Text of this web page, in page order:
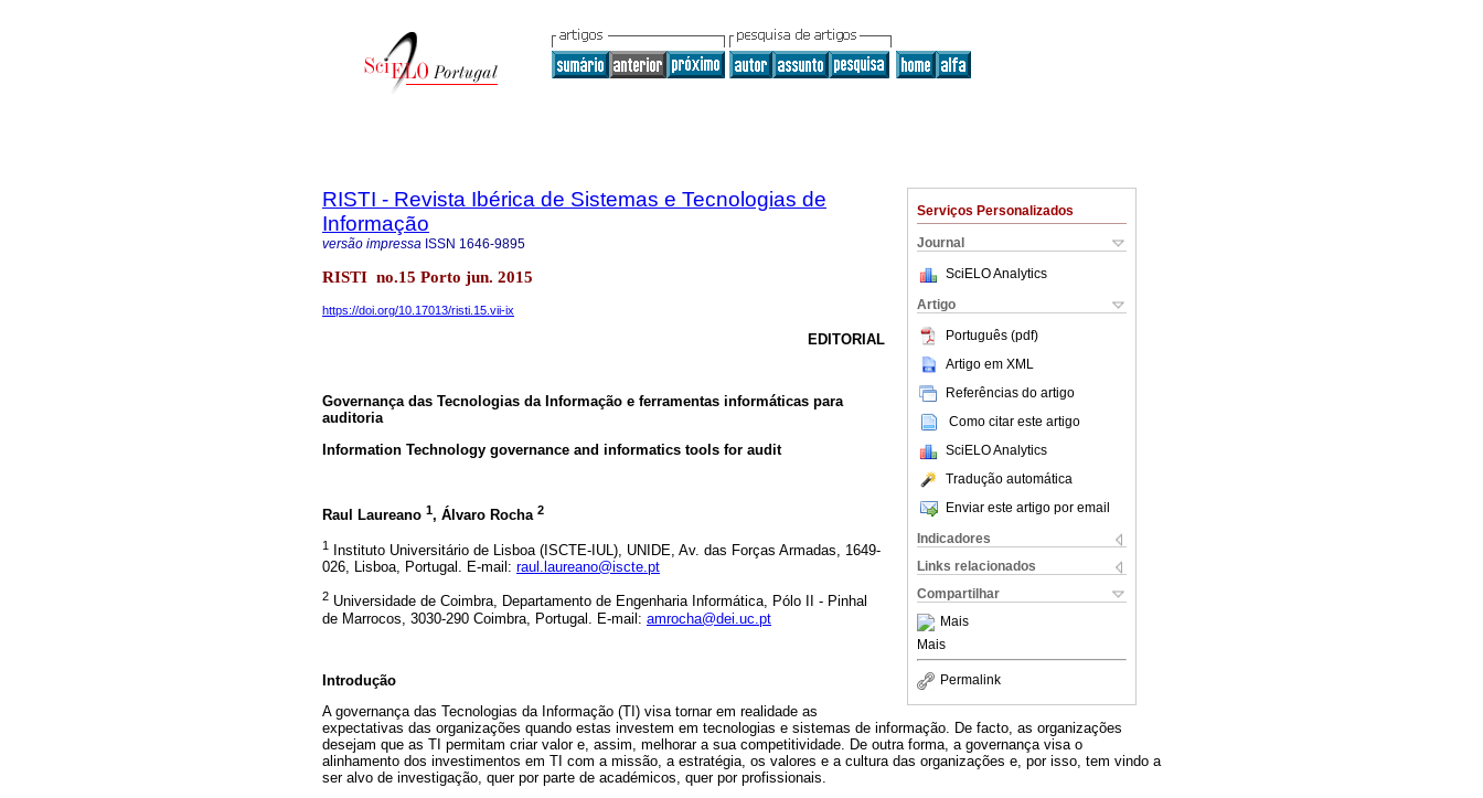
Serviços Personalizados
Journal
SciELO Analytics
Artigo
Português (pdf)
Artigo em XML
Referências do artigo
Como citar este artigo
SciELO Analytics
Tradução automática
Enviar este artigo por email
Indicadores
Links relacionados
Compartilhar
Mais
Mais
Permalink
RISTI - Revista Ibérica de Sistemas e Tecnologias de
Informação
versão impressa ISSN 1646-9895
RISTI no.15 Porto jun. 2015
https://doi.org/10.17013/risti.15.vii-ix
EDITORIAL
Governança das Tecnologias da Informação e ferramentas informáticas para
auditoria
Information Technology governance and informatics tools for audit
Raul Laureano 1, Álvaro Rocha 2
1
Instituto Universitário de Lisboa (ISCTE-IUL), UNIDE, Av. das Forças Armadas, 1649-
026, Lisboa, Portugal. E-mail: raul.laureano@iscte.pt
2 Universidade de Coimbra, Departamento de Engenharia Informática, Pólo II - Pinhal
de Marrocos, 3030-290 Coimbra, Portugal. E-mail: amrocha@dei.uc.pt
Introdução
A governança das Tecnologias da Informação (TI) visa tornar em realidade as
expectativas das organizações quando estas investem em tecnologias e sistemas de informação. De facto, as organizações
desejam que as TI permitam criar valor e, assim, melhorar a sua competitividade. De outra forma, a governança visa o
alinhamento dos investimentos em TI com a missão, a estratégia, os valores e a cultura das organizações e, por isso, tem vindo a
ser alvo de investigação, quer por parte de académicos, quer por profissionais.